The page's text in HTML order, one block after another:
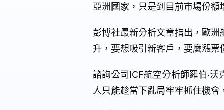
亞洲國家，只是到目前市場份額
彭博社最新分析文章指出，歐
升，要想吸引新客戶，要麼漲票
諮詢公司ICF航空分析師羅伯‧
人只能趁當下亂局牢牢抓住機會